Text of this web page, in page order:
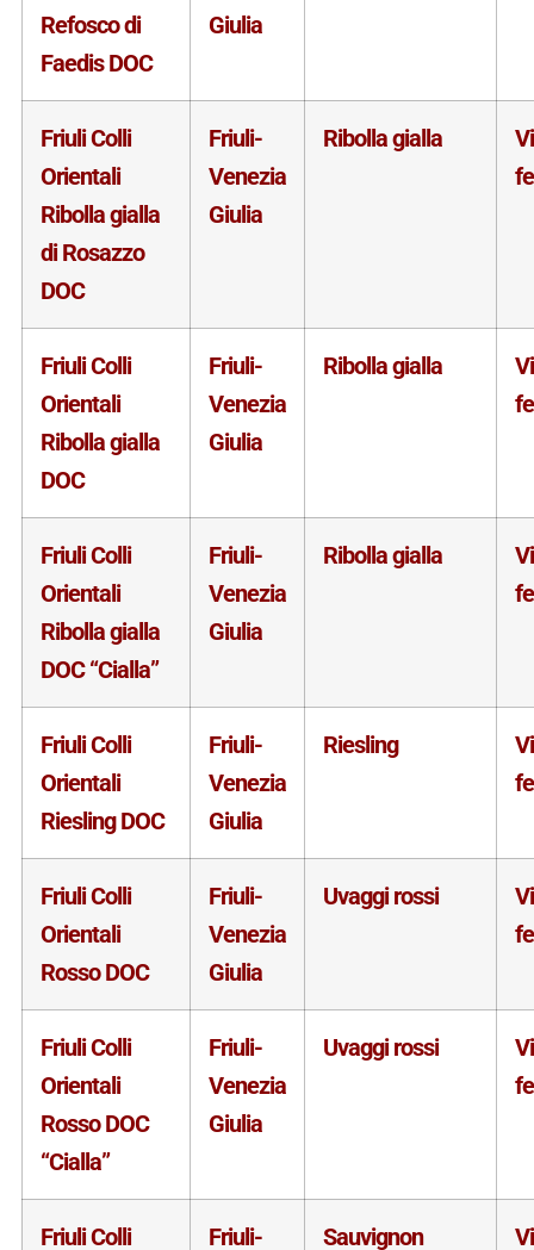
Refosco di
Faedis DOC
Giulia
Friuli Colli
Orientali
Ribolla gialla
di Rosazzo
DOC
Friuli-
Venezia
Giulia
Ribolla gialla
Friuli Colli
Orientali
Ribolla gialla
DOC
Friuli-
Venezia
Giulia
Ribolla gialla
Friuli Colli
Orientali
Ribolla gialla
DOC “Cialla”
Friuli-
Venezia
Giulia
Ribolla gialla
Friuli Colli
Orientali
Riesling DOC
Friuli-
Venezia
Giulia
Riesling
Friuli Colli
Orientali
Rosso DOC
Friuli-
Venezia
Giulia
Uvaggi rossi
Friuli Colli
Orientali
Rosso DOC
“Cialla”
Friuli-
Venezia
Giulia
Uvaggi rossi
Friuli Colli Friuli- Sauvignon